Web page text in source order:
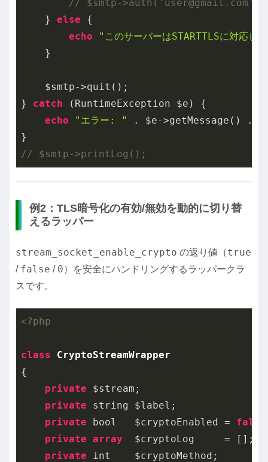
// $smtp->auth('user@gmail.com',
    }
else {
echo
"このサーバーはSTARTTLSに対応し
    }
    $smtp->quit();
} catch (RuntimeException $e) {
echo
"エラー: "
. $e->getMessage() .
// $smtp->printLog();
例2：TLS暗号化の有効/無効を動的に切り替
えるラッパー
stream_socket_enable_crypto の返り値（true
/ false / 0）を安全にハンドリングするラッパークラ
スです。
<?php
class
CryptoStreamWrapper
{
private $stream;
private string $label;
private bool   $cryptoEnabled = false
private array
  $cryptoLog     = [];
private int    $cryptoMethod;